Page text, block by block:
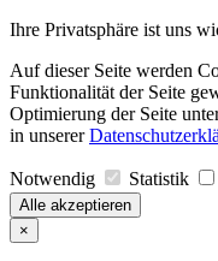
Ihre Privatsphäre ist uns
Auf dieser Seite werden
Funktionalität der Seite
Optimierung der Seite
in unserer
Notwendig Statistik
Alle akzeptieren
×